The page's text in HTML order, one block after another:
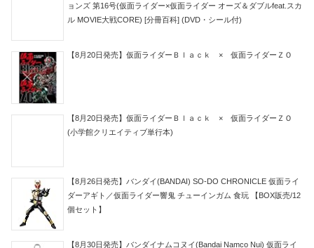
ョンズ 第16号(仮面ライダー×仮面ライダー オーズ＆ダブルfeat.スカ
ル MOVIE大戦CORE) [分冊百科] (DVD・シール付)
【8月20日発売】仮面ライダーＢｌａｃｋ × 仮面ライダーＺＯ
【8月20日発売】仮面ライダーＢｌａｃｋ × 仮面ライダーＺＯ
(小学館クリエイティブ単行本)
【8月26日発売】バンダイ(BANDAI) SO-DO CHRONICLE 仮面ライ
ダーアギト／仮面ライダー響鬼 チューインガム 食玩 【BOX販売/12
個セット】
【8月30日発売】バンダイナムコヌイ(Bandai Namco Nui) 仮面ライ